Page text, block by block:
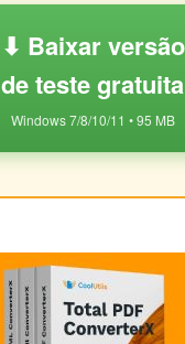
⬇ Baixar versão
de teste gratuita
Windows 7/8/10/11 • 95 MB